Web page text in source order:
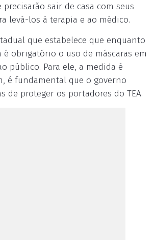
sair de casa com seus
levá-los à terapia e ao médico.
que estabelece que enquanto
é obrigatório o uso de máscaras em
público. Para ele, a medida é
é fundamental que o governo
de proteger os portadores do TEA.